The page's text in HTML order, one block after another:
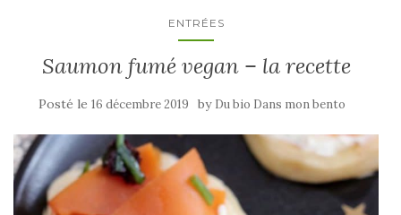
ENTRÉES
Saumon fumé vegan – la recette
Posté le 16 décembre 2019 by Du bio Dans mon bento